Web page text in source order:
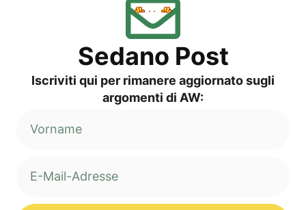
Sed­a­no Post
Iscri­vi­ti qui per rima­ne­re aggior­na­to sug­li
argo­men­ti di AW: